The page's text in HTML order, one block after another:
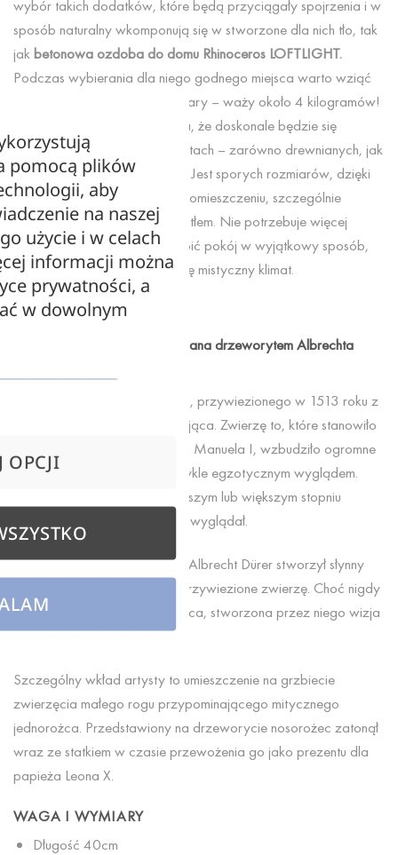
wybór takich dodatków, które będą przyciągały spojrzenia i w
sposób naturalny wkomponują się w stworzone dla nich tło, tak
jakbetonowa ozdoba do domu Rhinoceros LOFTLIGHT.
Podczas wybierania dla niego godnego miejsca warto wziąć
pod uwagę jego wagę i wymiary – waży około 4 kilogramów!
Koncepcja nosorożca sprawia, że doskonale będzie się
prezentował na grubszych blatach – zarówno drewnianych, jak
i kamiennych czy metalowych. Jest sporych rozmiarów, dzięki
czemu łatwo go wyróżnić w pomieszczeniu, szczególnie
posługując się w tym celu światłem. Nie potrzebuje więcej
żadnych dodatków, aby zdobić pokój w wyjątkowy sposób,
tworząc wokół siebie odrobinę mistyczny klimat.
Rhinoceros
Dekoracja betonowa inspirowana drzeworytem Albrechta
Historia indyjskiego nosorożca, przywiezionego w 1513 roku z
Indii do Portugalii, jest fascynująca. Zwierzę to, które stanowiło
prezent dla ówczesnego króla Manuela I, wzbudziło ogromne
zainteresowanie swoim niezwykle egzotycznym wyglądem.
Krążyło wiele opisów, w mniejszym lub większym stopniu
oddających to, jak naprawdę wyglądał.
Na podstawie jednego z nich Albrecht Dürer stworzył słynny
drzeworyt przedstawiający przywiezione zwierzę. Choć nigdy
nie obejrzał osobiście nosorożca, stworzona przez niego wizja
elektryzowała pokolenia.
Szczególny wkład artysty to umieszczenie na grzbiecie
zwierzęcia małego rogu przypominającego mitycznego
jednorożca. Przedstawiony na drzeworycie nosorożec zatonął
wraz ze statkiem w czasie przewożenia go jako prezentu dla
papieża Leona X.
WAGA I WYMIARY
Długość 40cm
pomocą plików
aby
na naszej
użycie i w celach
informacji można
prywatności, a
w dowolnym
OPCJI